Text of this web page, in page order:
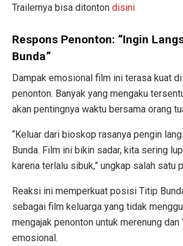
Trailernya bisa ditonton disini
Respons Penonton: “Ingin
Bunda”
Dampak emosional film ini terasa kuat
penonton. Banyak yang mengaku
akan pentingnya waktu bersama orang
“Keluar dari bioskop rasanya pengin
Bunda. Film ini bikin sadar, kita sering
karena terlalu sibuk,” ungkap salah satu
Reaksi ini memperkuat posisi Titip
sebagai film keluarga yang tidak
mengajak penonton untuk merenung dan
emosional.